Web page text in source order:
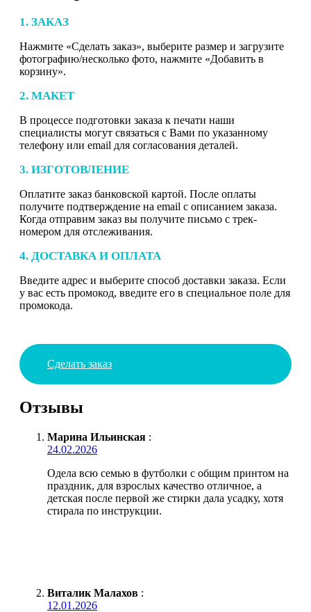
1. ЗАКАЗ
Нажмите «Сделать заказ», выберите размер и загрузите
фотографию/несколько фото, нажмите «Добавить в
корзину».
2. МАКЕТ
В процессе подготовки заказа к печати наши
специалисты могут связаться с Вами по указанному
телефону или email для согласования деталей.
3. ИЗГОТОВЛЕНИЕ
Оплатите заказ банковской картой. После оплаты
получите подтверждение на email с описанием заказа.
Когда отправим заказ вы получите письмо с трек-
номером для отслеживания.
4. ДОСТАВКА И ОПЛАТА
Введите адрес и выберите способ доставки заказа. Если
у вас есть промокод, введите его в специальное поле для
промокода.
Сделать заказ
Отзывы
Марина Ильинская :
24.02.2026
Одела всю семью в футболки с общим принтом на
праздник, для взрослых качество отличное, а
детская после первой же стирки дала усадку, хотя
стирала по инструкции.
Виталик Малахов :
12.01.2026